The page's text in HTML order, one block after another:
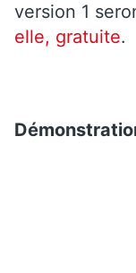
version 1
elle, gratuite.